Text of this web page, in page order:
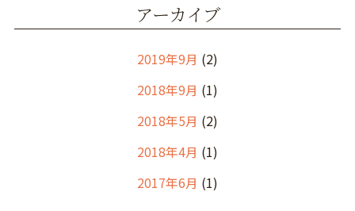
アーカイブ
2019年9月 (2)
2018年9月 (1)
2018年5月 (2)
2018年4月 (1)
2017年6月 (1)